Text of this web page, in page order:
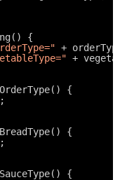
{
+
+
{
{
{